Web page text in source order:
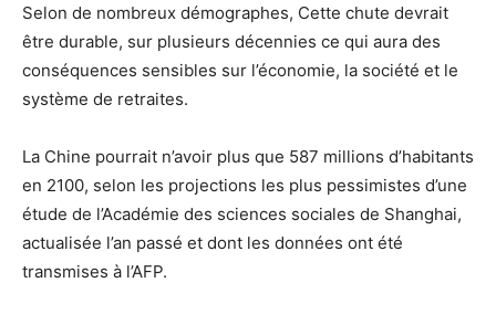
Selon de nombreux démographes, Cette chute devrait
être durable, sur plusieurs décennies ce qui aura des
conséquences sensibles sur l’économie, la société et le
système de retraites.
La Chine pourrait n’avoir plus que 587 millions d’habitants
en 2100, selon les projections les plus pessimistes d’une
étude de l’Académie des sciences sociales de Shanghai,
actualisée l’an passé et dont les données ont été
transmises à l’AFP.